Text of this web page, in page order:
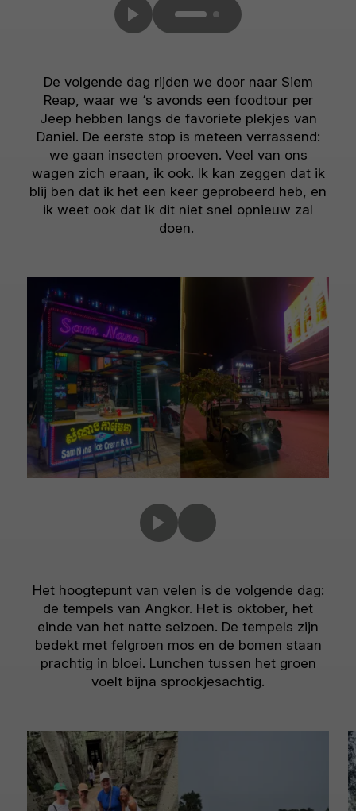
De volgende dag rijden we door naar Siem
Reap, waar we ‘s avonds een foodtour per
Jeep hebben langs de favoriete plekjes van
Daniel. De eerste stop is meteen verrassend:
we gaan insecten proeven. Veel van ons
wagen zich eraan, ik ook. Ik kan zeggen dat ik
blij ben dat ik het een keer geprobeerd heb, en
ik weet ook dat ik dit niet snel opnieuw zal
doen.
Het hoogtepunt van velen is de volgende dag:
de tempels van Angkor. Het is oktober, het
einde van het natte seizoen. De tempels zijn
bedekt met felgroen mos en de bomen staan
prachtig in bloei. Lunchen tussen het groen
voelt bijna sprookjesachtig.